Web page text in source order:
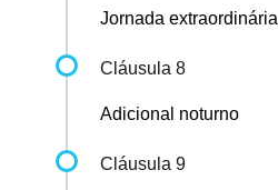
Jornada extraordinária
Cláusula 8
Adicional noturno
Cláusula 9